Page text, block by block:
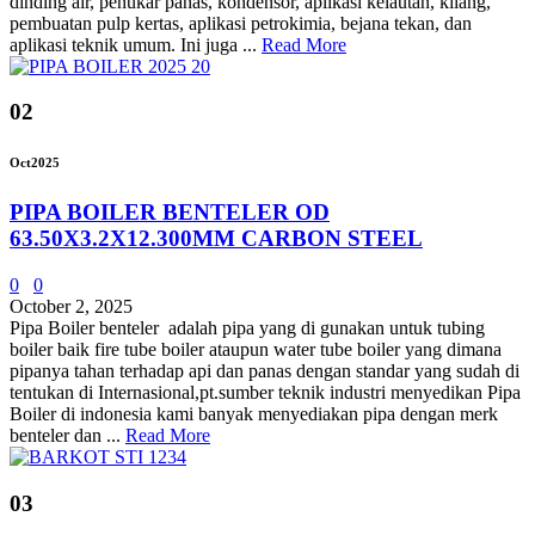
pembuatan pulp kertas, aplikasi petrokimia, bejana tekan, dan
aplikasi teknik umum. Ini juga ... Read More
02
Oct2025
PIPA BOILER BENTELER OD
63.50X3.2X12.300MM CARBON STEEL
0
0
October 2, 2025
Pipa Boiler benteler adalah pipa yang di gunakan untuk tubing
boiler baik fire tube boiler ataupun water tube boiler yang dimana
pipanya tahan terhadap api dan panas dengan standar yang sudah di
tentukan di Internasional,pt.sumber teknik industri menyedikan Pipa
Boiler di indonesia kami banyak menyediakan pipa dengan merk
benteler dan ... Read More
03